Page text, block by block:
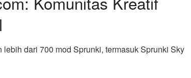
lebih dari 700 mod Sprunki, termasuk Sprunki Sky